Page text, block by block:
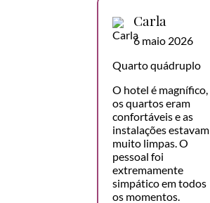
Carla
6 maio 2026
Quarto quádruplo
O hotel é magnífico,
os quartos eram
confortáveis e as
instalações estavam
muito limpas. O
pessoal foi
extremamente
simpático em todos
os momentos.